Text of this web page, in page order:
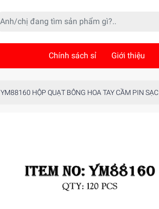
Chính sách sỉ Giới thiệu
YM88160 HỘP QUẠT BÔNG HOA TAY CẦM PIN SẠC